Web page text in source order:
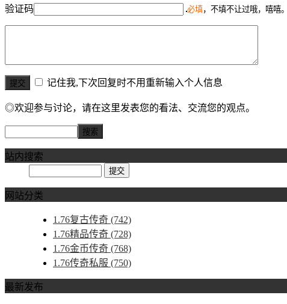
验证码 必填，不填不让过哦，嘻嘻。
记住我,下次回复时不用重新输入个人信息
◎欢迎参与讨论，请在这里发表您的看法、交流您的观点。
站内搜索
网站分类
1.76复古传奇 (742)
1.76精品传奇 (728)
1.76金币传奇 (768)
1.76传奇私服 (750)
最新发布